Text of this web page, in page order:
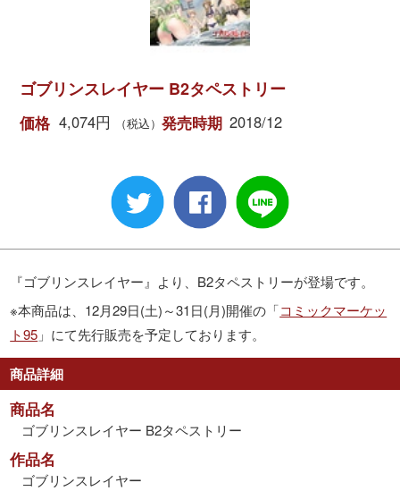
ゴブリンスレイヤー B2タペストリー
価格 4,074円 （税込） 発売時期 2018/12
『ゴブリンスレイヤー』より、B2タペストリーが登場です。
※本商品は、12月29日(土)～31日(月)開催の「コミックマーケッ
ト95 」にて先行販売を予定しております。
商品詳細
商品名
ゴブリンスレイヤー B2タペストリー
作品名
ゴブリンスレイヤー